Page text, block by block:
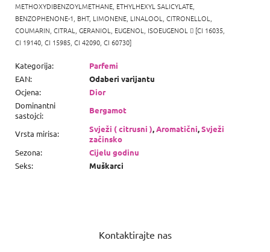
METHOXYDIBENZOYLMETHANE, ETHYLHEXYL SALICYLATE,
BENZOPHENONE-1, BHT, LIMONENE, LINALOOL, CITRONELLOL,
COUMARIN, CITRAL, GERANIOL, EUGENOL, ISOEUGENOL  [CI 16035,
CI 19140, CI 15985, CI 42090, CI 60730]
Kategorija:
Parfemi
EAN:
Odaberi varijantu
Ocjena:
Dior
Dominantni
sastojci:
Bergamot
Vrsta mirisa: Svježi ( citrusni ),Aromatični,Svježi
začinsko
Sezona:
Cijelu godinu
Seks: Muškarci
Kontaktirajte nas